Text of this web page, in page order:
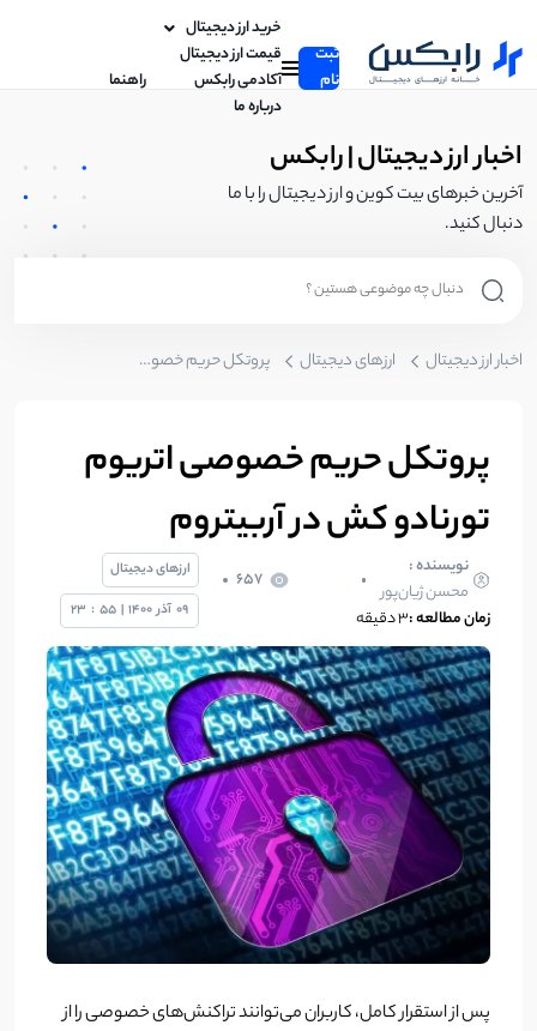
ثبت
نام
خرید ارز دیجیتال
قیمت ارز دیجیتال
آکادمی رابکس
راهنما
درباره ما
اخبار ارز دیجیتال | رابکس
آخرین خبرهای بیت کوین و ارز دیجیتال را با ما
دنبال کنید.
اخبار ارز دیجیتال ارزهای دیجیتال پروتکل حریم خصوصی اتریوم تورنادو کش در آربیتروم
پروتکل حریم خصوصی اتریوم
تورنادو کش در آربیتروم
نویسنده :
محسن ژیان‌پور
657
زمان مطالعه :3 دقیقه
ارزهای دیجیتال
09 آذر 1400
|
55
:
23
پس از استقرار کامل، کاربران می‌توانند تراکنش‌های خصوصی را از